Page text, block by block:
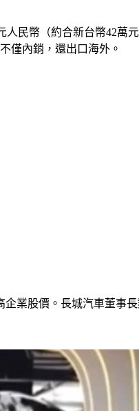
民幣（約合新台幣42萬
僅內銷，還出口海外。
業股價。長城汽車董事